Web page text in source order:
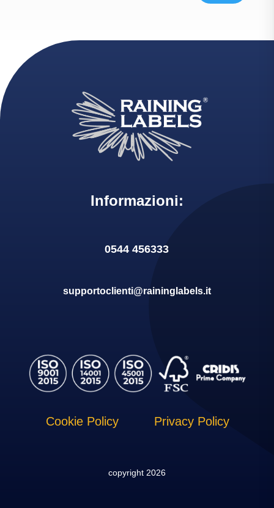
Informazioni:
0544 456333
supportoclienti@raininglabels.it
Cookie Policy Privacy Policy
copyright 2026